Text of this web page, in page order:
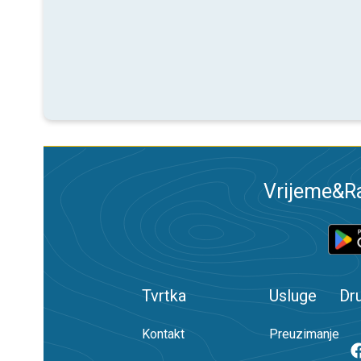
Tvrtka
Kontakt
Usluge
Preuzimanje